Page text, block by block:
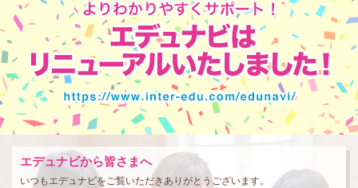
エデュナビから皆さまへ
いつもエデュナビをご覧いただきありがとうございます。